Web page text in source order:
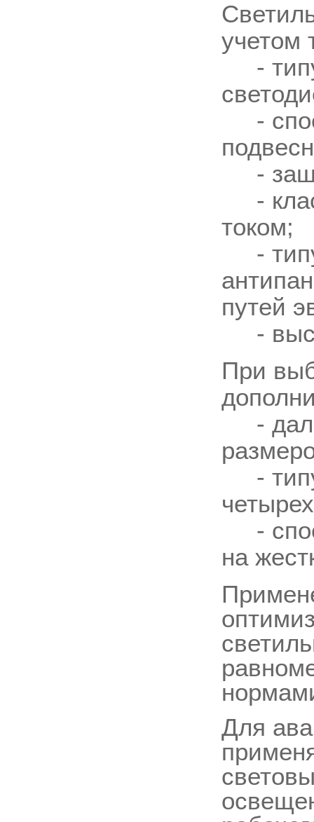
учетом
- типу
-
-
-
током;
- типу
путей
-
При
-
- типу
-
на
Для